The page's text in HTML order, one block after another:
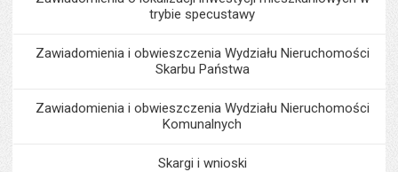
trybie specustawy
Zawiadomienia i obwieszczenia Wydziału Nieruchomości
Skarbu Państwa
Zawiadomienia i obwieszczenia Wydziału Nieruchomości
Komunalnych
Skargi i wnioski